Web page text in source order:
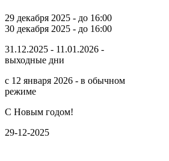
29 декабря 2025 - до 16:00
30 декабря 2025 - до 16:00
31.12.2025 - 11.01.2026 -
выходные дни
с 12 января 2026 - в обычном
режиме
С Новым годом!
29-12-2025